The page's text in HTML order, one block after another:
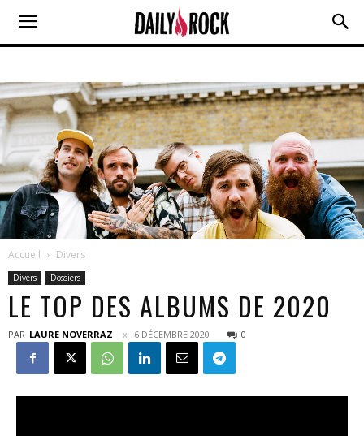
Accueil Divers
Divers Dossiers
LE TOP DES ALBUMS DE 2020
PAR LAURE NOVERRAZ 6 DÉCEMBRE 2020 0